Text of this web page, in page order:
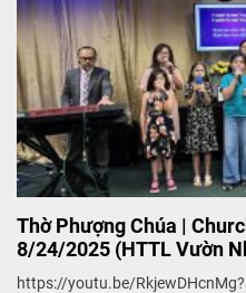
Thờ Phượng Chúa |
8/24/2025 (HTTL Vườn
https://youtu.be/